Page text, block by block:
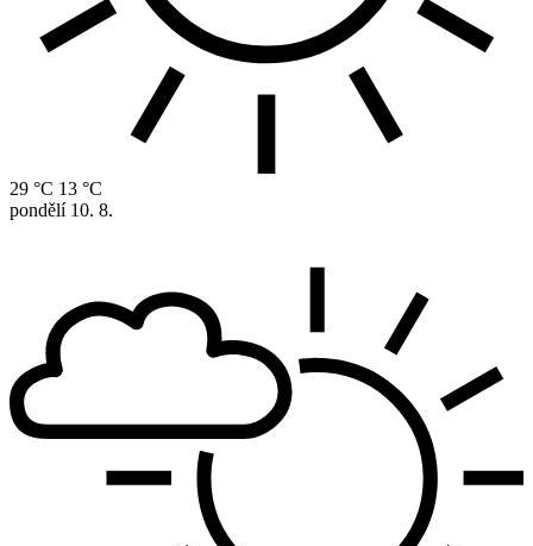
29 °C 13 °C
pondělí 10. 8.